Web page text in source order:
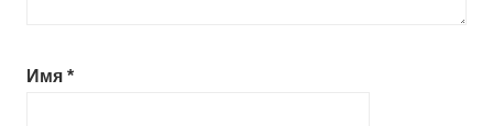
Имя *